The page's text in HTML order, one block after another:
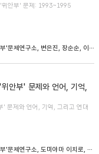
위안부' 문제: 1993~1995
한국여성인권진흥원, 일본군'위안부'문제연구소, 변은진, 장순순, 이태준, 조경희
안부' 문제와 언어, 기억,
' 문제와 언어, 기억, 그리고 연대
한국여성인권진흥원, 일본군'위안부'문제연구소, 도미야마 이치로, 니콜라 헨리, 송혜림, 문지희, 임우경, 임경화, 심아정, 마치다 타카시, 정용숙, 헬렌 스캔런